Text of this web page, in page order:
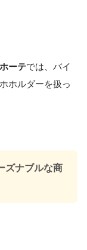
ーテでは、バイ
ホルダーを扱っ
ズナブルな商